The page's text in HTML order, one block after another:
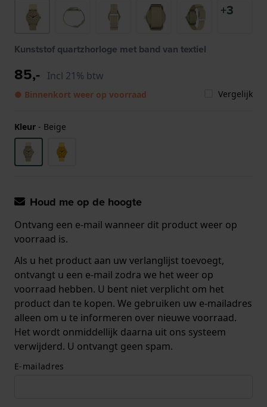
+3
Kunststof quartzhorloge met band van textiel
85,- Incl 21% btw
● Binnenkort weer op voorraad Vergelijk
Kleur - Beige
Houd me op de hoogte
Ontvang een e-mail wanneer dit product weer op
voorraad is.
Als u het product aan uw verlanglijst toevoegt,
ontvangt u een e-mail zodra we het weer op
voorraad hebben. U bent niet verplicht om het
product dan te kopen. We gebruiken uw e-mailadres
alleen om u te informeren over nieuwe voorraad.
Het wordt onmiddellijk daarna uit ons systeem
verwijderd. U ontvangt geen spam.
E-mailadres